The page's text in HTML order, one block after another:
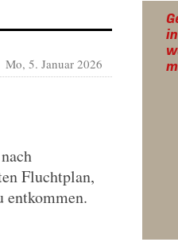
Mo, 5. Januar 2026
Fluchtplan,
entkommen.